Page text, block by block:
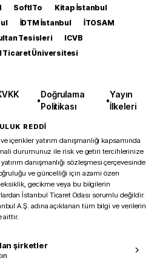
SoftITo
Kitap İstanbul
İDTM İstanbul
İTOSAM
Tesisleri
ICVB
Ticaret Üniversitesi
•
Doğrulama
Politikası
•
Yayın
İlkeleri
REDDİ
içerikler yatırım danışmanlığı kapsamında
mali durumunuz ile risk ve getiri tercihlerinize
danışmanlığı sözleşmesi çerçevesinde
ve güncelliği için azami özen
gecikme veya bu bilgilerin
İstanbul Ticaret Odası sorumlu değildir.
A.Ş. adına açıklanan tüm bilgi ve verilerin
aittir.
şirketler